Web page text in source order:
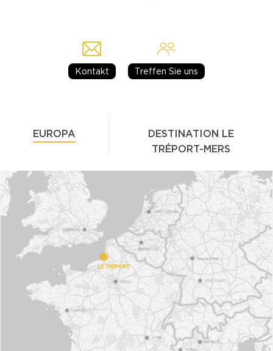
Kontakt Treffen Sie uns
EUROPA
DESTINATION LE
TRÉPORT-MERS